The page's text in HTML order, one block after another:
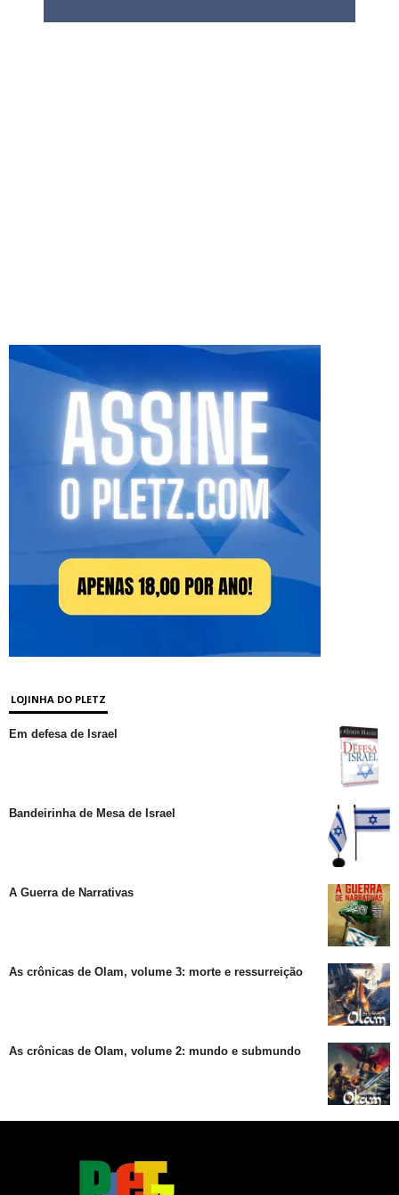
LOJINHA DO PLETZ
Em defesa de Israel
Bandeirinha de Mesa de Israel
A Guerra de Narrativas
As crônicas de Olam, volume 3: morte e ressurreição
As crônicas de Olam, volume 2: mundo e submundo